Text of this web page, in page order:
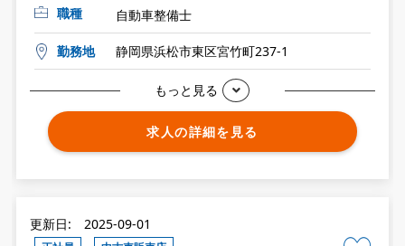
職種
自動車整備士
勤務地 静岡県浜松市東区宮竹町237-1
もっと見る
求人の詳細を見る
更新日: 2025-09-01